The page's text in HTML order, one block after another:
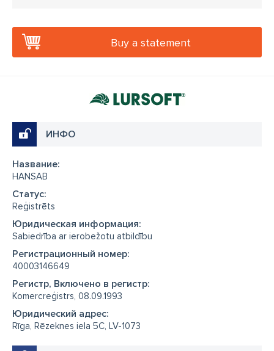
Buy a statement
ИНФО
Название:
HANSAB
Cтатус:
Reģistrēts
Юридическая информация:
Sabiedrība ar ierobežotu atbildību
Регистрационный номер:
40003146649
Регистр, Включено в регистр:
Komercreģistrs, 08.09.1993
Юридический адрес:
Rīga, Rēzeknes iela 5C, LV-1073